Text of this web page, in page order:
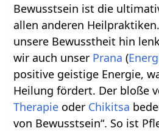
Bewusstsein ist die
allen anderen
unsere Bewusstheit hin
wir auch unser Prana (
positive geistige Energie,
Heilung fördert. Der bloße
Therapie oder Chikitsa
von Bewusstsein“. So ist